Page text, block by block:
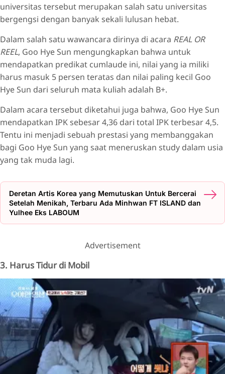
universitas tersebut merupakan salah satu universitas
bergengsi dengan banyak sekali lulusan hebat.
Dalam salah satu wawancara dirinya di acara REAL OR
REEL, Goo Hye Sun mengungkapkan bahwa untuk
mendapatkan predikat cumlaude ini, nilai yang ia miliki
harus masuk 5 persen teratas dan nilai paling kecil Goo
Hye Sun dari seluruh mata kuliah adalah B+.
Dalam acara tersebut diketahui juga bahwa, Goo Hye Sun
mendapatkan IPK sebesar 4,36 dari total IPK terbesar 4,5.
Tentu ini menjadi sebuah prestasi yang membanggakan
bagi Goo Hye Sun yang saat meneruskan study dalam usia
yang tak muda lagi.
Deretan Artis Korea yang Memutuskan Untuk Bercerai
Setelah Menikah, Terbaru Ada Minhwan FT ISLAND dan
Yulhee Eks LABOUM
Advertisement
3. Harus Tidur di Mobil